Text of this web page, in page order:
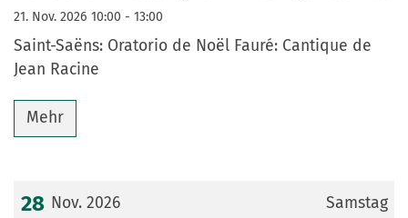
21. Nov. 2026 10:00 - 13:00
Saint-Saëns: Oratorio de Noël Fauré: Cantique de
Jean Racine
Mehr
Samstag
28 Nov. 2026